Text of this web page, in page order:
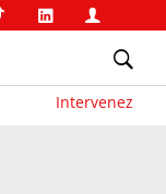
Intervenez